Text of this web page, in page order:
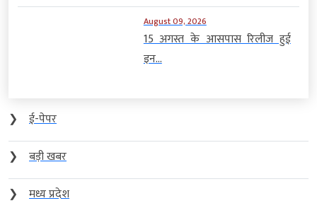
August 09, 2026
15 अगस्त के आसपास रिलीज हुई
इन...
❯
ई-पेपर
❯
बड़ी खबर
❯
मध्य प्रदेश